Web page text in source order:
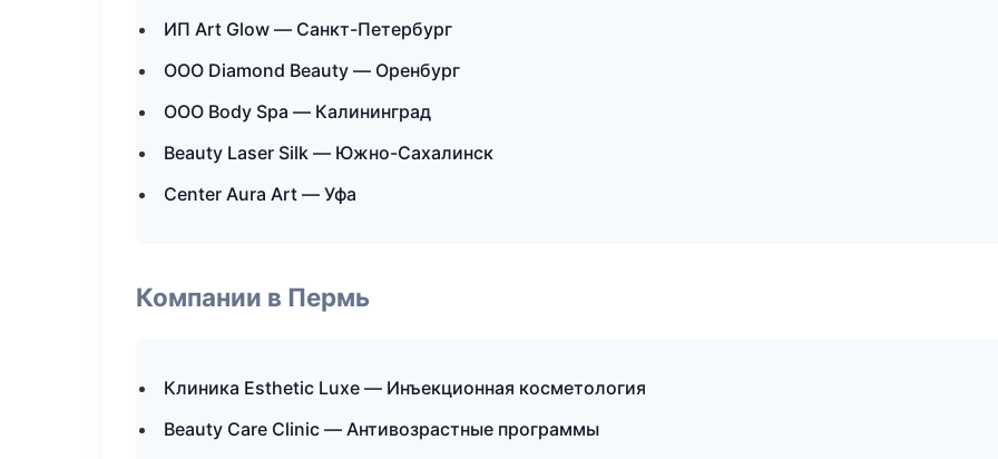
ИП Art Glow — Санкт-Петербург
ООО Diamond Beauty — Оренбург
ООО Body Spa — Калининград
Beauty Laser Silk — Южно-Сахалинск
Center Aura Art — Уфа
Компании в Пермь
Клиника Esthetic Luxe — Инъекционная косметология
Beauty Care Clinic — Антивозрастные программы